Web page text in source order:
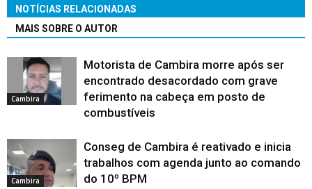
NOTÍCIAS RELACIONADAS
MAIS SOBRE O AUTOR
Cambira
Motorista de Cambira morre após ser
encontrado desacordado com grave
ferimento na cabeça em posto de
combustíveis
Cambira
Conseg de Cambira é reativado e inicia
trabalhos com agenda junto ao comando
do 10º BPM